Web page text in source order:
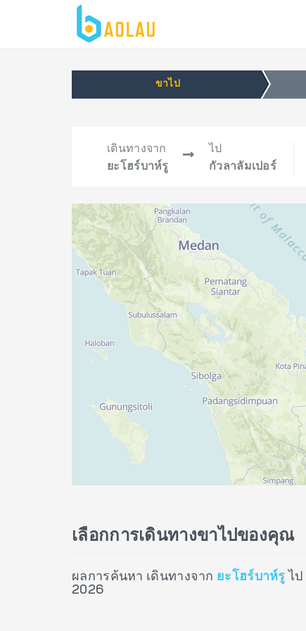
ขาไป
เดินทางจาก
ยะโฮร์บาห์รู
ไป
กัวลาลัมเปอร์
เลือกการเดินทางขาไปของคุณ
ผลการค้นหา เดินทางจาก ยะโฮร์บาห์รู ไป
2026